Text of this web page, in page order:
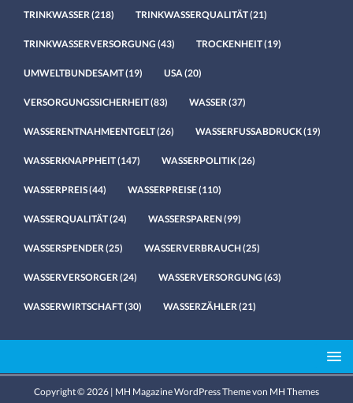
TRINKWASSER(218) TRINKWASSERQUALITÄT(21)
TRINKWASSERVERSORGUNG (43) TROCKENHEIT(19)
UMWELTBUNDESAMT(19) USA(20)
VERSORGUNGSSICHERHEIT(83) WASSER(37)
WASSERENTNAHMEENTGELT(26) WASSERFUSSABDRUCK(19)
WASSERKNAPPHEIT(147) WASSERPOLITIK(26)
WASSERPREIS(44) WASSERPREISE(110)
WASSERQUALITÄT(24) WASSERSPAREN(99)
WASSERSPENDER(25) WASSERVERBRAUCH(25)
WASSERVERSORGER(24) WASSERVERSORGUNG (63)
WASSERWIRTSCHAFT(30) WASSERZÄHLER(21)
Copyright © 2026 | MH Magazine WordPress Theme von MH Themes